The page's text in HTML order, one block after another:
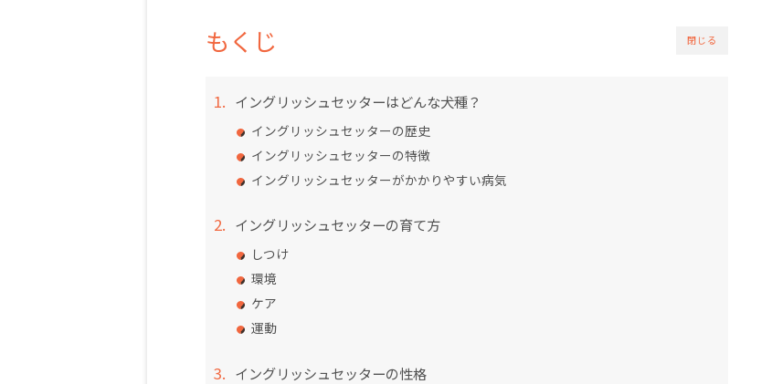
閉じる
もくじ
イングリッシュセッターはどんな犬種？
イングリッシュセッターの歴史
イングリッシュセッターの特徴
イングリッシュセッターがかかりやすい病気
イングリッシュセッターの育て方
しつけ
環境
ケア
運動
イングリッシュセッターの性格